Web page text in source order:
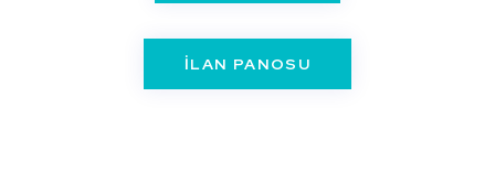
İLAN PANOSU